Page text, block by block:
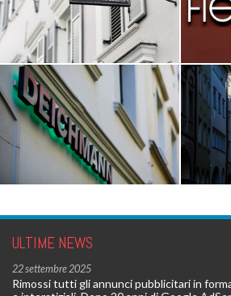
ULTIME NEWS
22 settembre 2025
Rimossi tutti gli annunci pubblicitari in